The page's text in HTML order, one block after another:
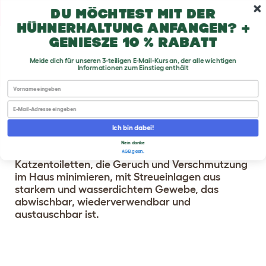
Zum Hauptinhalt springen
10% Willkommensrabatt
MAYA®KATZENKLO
SCHRANK
Katzentoiletten, die Geruch und Verschmutzung
im Haus minimieren, mit Streueinlagen aus
starkem und wasserdichtem Gewebe, das
abwischbar, wiederverwendbar und
austauschbar ist.
Du möchtest mit der
Hühnerhaltung anfangen? +
genieße 10 % Rabatt
Melde dich für unseren 3-teiligen E-Mail-Kurs an, der alle wichtigen
Informationen zum Einstieg enthält
First name
Email
Ich bin dabei!
Nein danke
AGB geen.